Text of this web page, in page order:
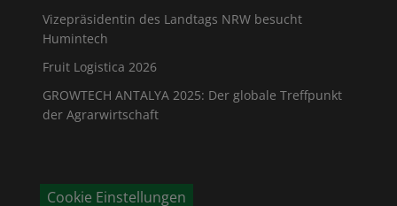
Vizepräsidentin des Landtags NRW besucht
Humintech
Fruit Logistica 2026
GROWTECH ANTALYA 2025: Der globale Treffpunkt
der Agrarwirtschaft
Cookie Einstellungen